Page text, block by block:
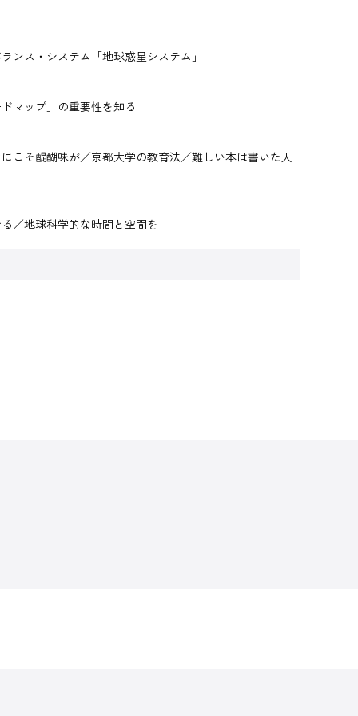
ンス・システム「地球惑星システム」
マップ」の重要性を知る
こそ醍醐味が／京都大学の教育法／難しい本は書いた人
／地球科学的な時間と空間を